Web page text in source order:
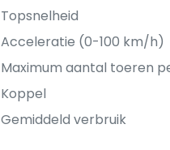
Topsnelheid
Acceleratie (0-100 km/h)
Maximum aantal toeren
Koppel
Gemiddeld verbruik